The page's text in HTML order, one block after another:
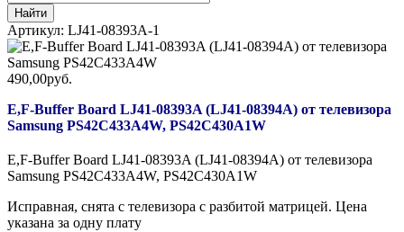
Артикул: LJ41-08393A-1
490,00руб.
E,F-Buffer Board LJ41-08393A (LJ41-08394A) от телевизора
Samsung PS42C433A4W, PS42C430A1W
E,F-Buffer Board LJ41-08393A (LJ41-08394A) от телевизора
Samsung PS42C433A4W, PS42C430A1W
Исправная, снята с телевизора с разбитой матрицей. Цена
указана за одну плату